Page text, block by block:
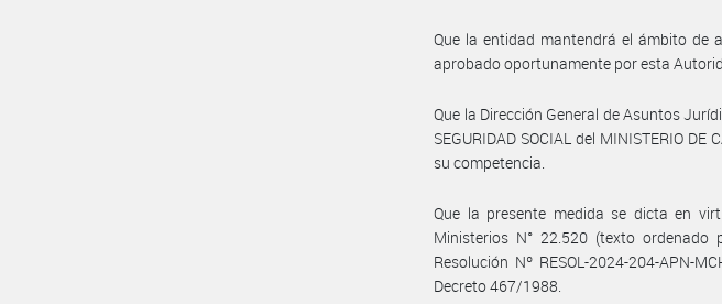
Que la entidad mantendrá el ámbito de
aprobado oportunamente por esta
Que la Dirección General de Asuntos
SEGURIDAD SOCIAL del MINISTERIO
su competencia.
Que la presente medida se dicta en
Ministerios N° 22.520 (texto
Resolución Nº RESOL-2024-204-APN-
Decreto 467/1988.